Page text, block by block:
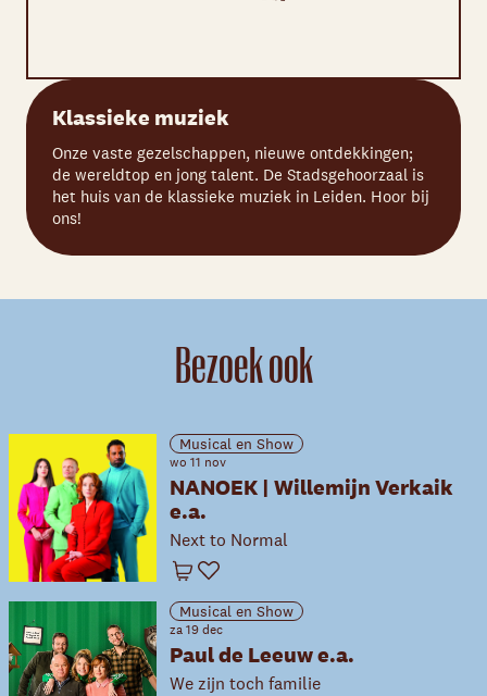
Klassieke muziek
Onze vaste gezelschappen, nieuwe ontdekkingen;
de wereldtop en jong talent. De Stadsgehoorzaal is
het huis van de klassieke muziek in Leiden. Hoor bij
ons!
Bezoek ook
Musical en Show
wo 11 nov
NANOEK | Willemijn Verkaik
e.a.
Next to Normal
Winkelwagen
Favoriet
Musical en Show
za 19 dec
Paul de Leeuw e.a.
We zijn toch familie